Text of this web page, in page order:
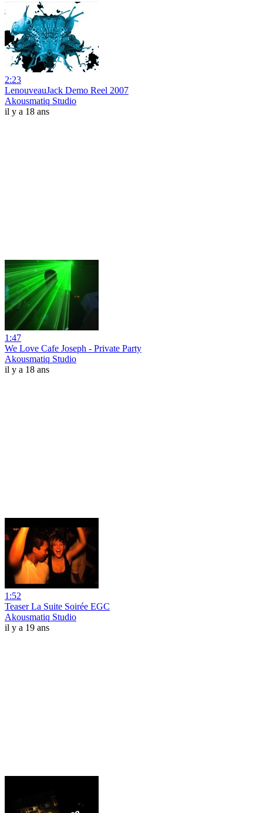
2:23
LenouveauJack Demo Reel 2007
Akousmatiq Studio
il y a 18 ans
1:47
We Love Cafe Joseph - Private Party
Akousmatiq Studio
il y a 18 ans
1:52
Teaser La Suite Soirée EGC
Akousmatiq Studio
il y a 19 ans